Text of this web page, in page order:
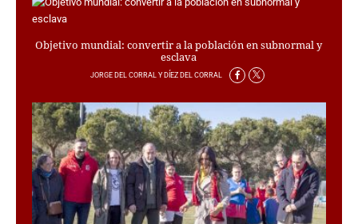
LO ÚLTIMO
VÍDEOS
ORGANISMOS
LUGARES
AUTORES
HEMEROTECA
SERVICIOS
Objetivo mundial: convertir a la población en subnormal y
esclava
JORGE DEL CORRAL Y DÍEZ DEL CORRAL